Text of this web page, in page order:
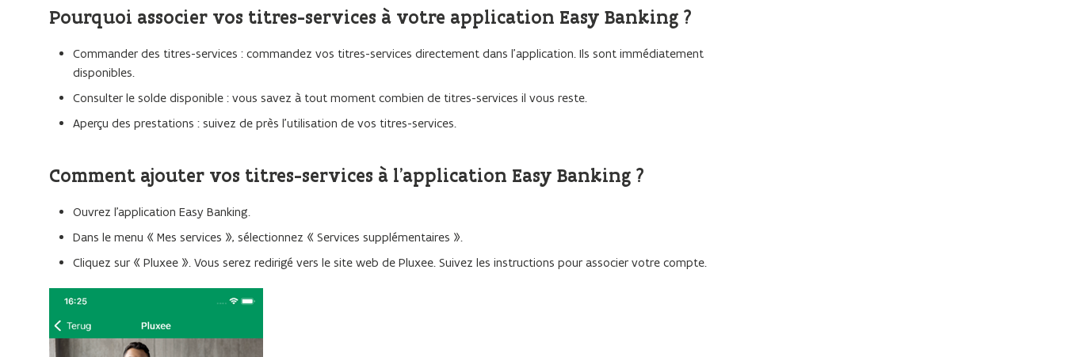
Pourquoi associer vos titres-services à votre application Easy Banking ?
Commander des titres-services : commandez vos titres-services directement dans l’application. Ils sont immédiatement
disponibles.
Consulter le solde disponible : vous savez à tout moment combien de titres-services il vous reste.
Aperçu des prestations : suivez de près l'utilisation de vos titres-services.
Comment ajouter vos titres-services à l’application Easy Banking ?
Ouvrez l'application Easy Banking.
Dans le menu « Mes services », sélectionnez « Services supplémentaires ».
Cliquez sur « Pluxee ». Vous serez redirigé vers le site web de Pluxee. Suivez les instructions pour associer votre compte.